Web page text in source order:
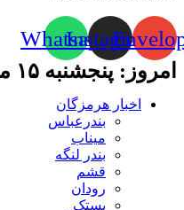
Instagram
Whatsapp
امروز: پنجشنبه ۱۵ مرداد ۱۴۰۵
اخبار هرمزگان
بندرعباس
میناب
بندر لنگه
قشم
رودان
بستک